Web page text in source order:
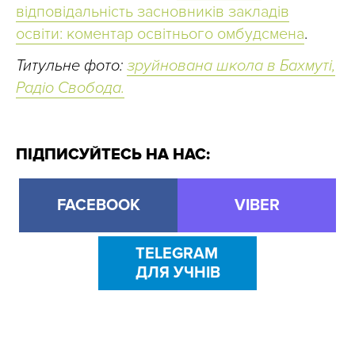
відповідальність засновників закладів
освіти: коментар освітнього омбудсмена.
Титульне фото: зруйнована школа в Бахмуті,
Радіо Свобода.
ПІДПИСУЙТЕСЬ НА НАС:
FACEBOOK VIBER
TELEGRAM
ДЛЯ УЧНІВ